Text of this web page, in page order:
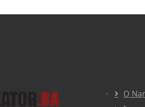
O